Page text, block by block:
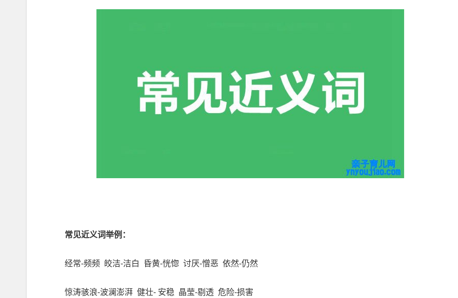
常见近义词举例：
经常-频频 皎洁-洁白 昏黄-恍惚 讨厌-憎恶 依然-仍然
惊涛骇浪-波澜澎湃 健壮- 安稳 晶莹-剔透 危险-损害